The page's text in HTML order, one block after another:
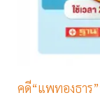
คดี“แพทองธาร